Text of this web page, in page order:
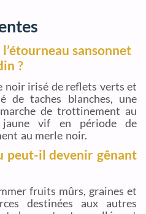
sansonnet
?
noir irisé de reflets verts et
de taches blanches, une
de trottinement au
vif en période de
au merle noir.
peut-il devenir gênant
fruits mûrs, graines et
destinées aux autres